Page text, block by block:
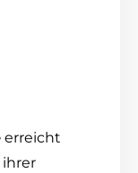
erreicht
ihrer